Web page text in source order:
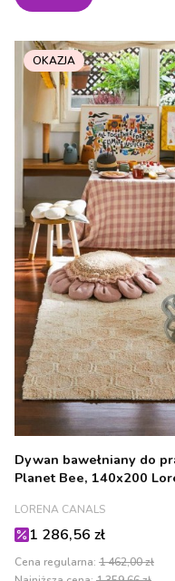
OKAZJA
Dywan bawełniany do
Planet Bee, 140x200
PRODUCENT
LORENA CANALS
Cena promocyjna
1 286,56 zł
Cena regularna: 1 462,00 zł